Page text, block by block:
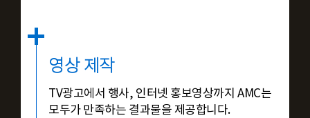
영상 제작
TV광고에서 행사, 인터넷 홍보영상까지 AMC는
모두가 만족하는 결과물을 제공합니다.